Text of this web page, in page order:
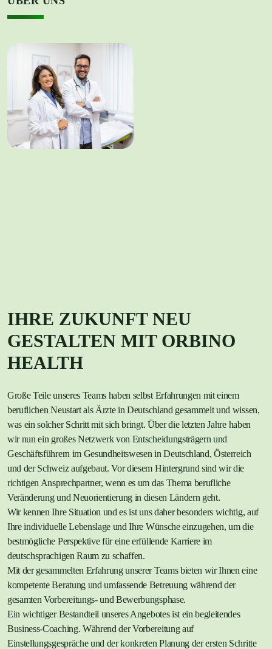
IHRE ZUKUNFT NEU
GESTALTEN MIT ORBINO
HEALTH
Große Teile unseres Teams haben selbst Erfahrungen mit einem
beruflichen Neustart als Ärzte in Deutschland gesammelt und wissen,
was ein solcher Schritt mit sich bringt. Über die letzten Jahre haben
wir nun ein großes Netzwerk von Entscheidungsträgern und
Geschäftsführern im Gesundheitswesen in Deutschland, Österreich
und der Schweiz aufgebaut. Vor diesem Hintergrund sind wir die
richtigen Ansprechpartner, wenn es um das Thema berufliche
Veränderung und Neuorientierung in diesen Ländern geht.
Wir kennen Ihre Situation und es ist uns daher besonders wichtig, auf
Ihre individuelle Lebenslage und Ihre Wünsche einzugehen, um die
bestmögliche Perspektive für eine erfüllende Karriere im
deutschsprachigen Raum zu schaffen.
Mit der gesammelten Erfahrung unserer Teams bieten wir Ihnen eine
kompetente Beratung und umfassende Betreuung während der
gesamten Vorbereitungs- und Bewerbungsphase.
Ein wichtiger Bestandteil unseres Angebotes ist ein begleitendes
Business-Coaching. Während der Vorbereitung auf
Einstellungsgespräche und der konkreten Planung der ersten Schritte